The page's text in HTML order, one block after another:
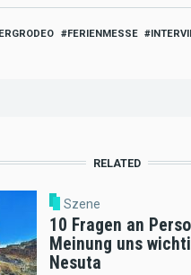
FERIENMESSE
RELATED
Szene
10 Fragen an
Meinung uns
Nesuta